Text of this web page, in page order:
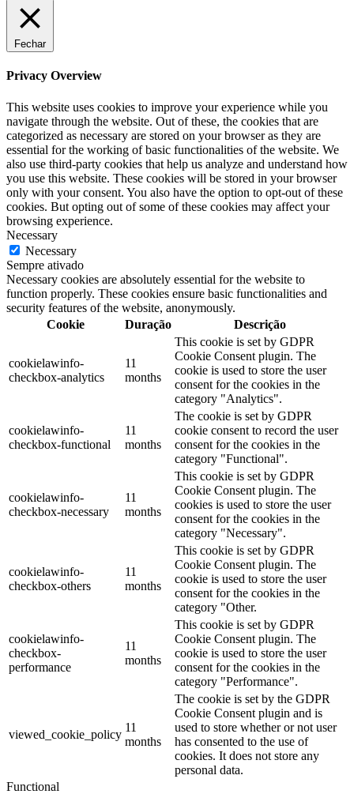
Fechar
Privacy Overview
This website uses cookies to improve your experience while you
navigate through the website. Out of these, the cookies that are
categorized as necessary are stored on your browser as they are
essential for the working of basic functionalities of the website. We
also use third-party cookies that help us analyze and understand how
you use this website. These cookies will be stored in your browser
only with your consent. You also have the option to opt-out of these
cookies. But opting out of some of these cookies may affect your
browsing experience.
Necessary
Necessary
Sempre ativado
Necessary cookies are absolutely essential for the website to
function properly. These cookies ensure basic functionalities and
security features of the website, anonymously.
Cookie
Duração Descrição
cookielawinfo-
checkbox-analytics
11
months
This cookie is set by GDPR
Cookie Consent plugin. The
cookie is used to store the user
consent for the cookies in the
category "Analytics".
cookielawinfo-
checkbox-functional
11
months
The cookie is set by GDPR
cookie consent to record the user
consent for the cookies in the
category "Functional".
cookielawinfo-
checkbox-necessary
11
months
This cookie is set by GDPR
Cookie Consent plugin. The
cookies is used to store the user
consent for the cookies in the
category "Necessary".
cookielawinfo-
checkbox-others
11
months
This cookie is set by GDPR
Cookie Consent plugin. The
cookie is used to store the user
consent for the cookies in the
category "Other.
cookielawinfo-
checkbox-
performance
11
months
This cookie is set by GDPR
Cookie Consent plugin. The
cookie is used to store the user
consent for the cookies in the
category "Performance".
viewed_cookie_policy
11
months
The cookie is set by the GDPR
Cookie Consent plugin and is
used to store whether or not user
has consented to the use of
cookies. It does not store any
personal data.
Functional